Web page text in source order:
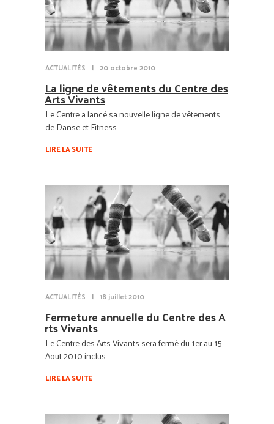
ACTUALITÉS | 20 octobre 2010
La ligne de vêtements du Centre des
Arts Vivants
Le Centre a lancé sa nouvelle ligne de vêtements
de Danse et Fitness...
LIRE LA SUITE
ACTUALITÉS | 18 juillet 2010
Fermeture annuelle du Centre des A
rts Vivants
Le Centre des Arts Vivants sera fermé du 1er au 15
Aout 2010 inclus.
LIRE LA SUITE